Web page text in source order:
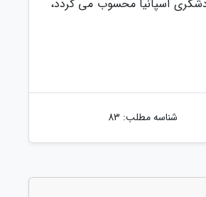
اسپانیا محسوب می گردد،
شناسه مطلب: 83